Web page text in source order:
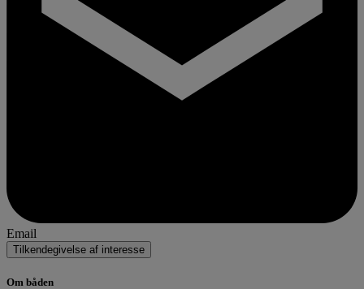
Email
Tilkendegivelse af interesse
Om båden